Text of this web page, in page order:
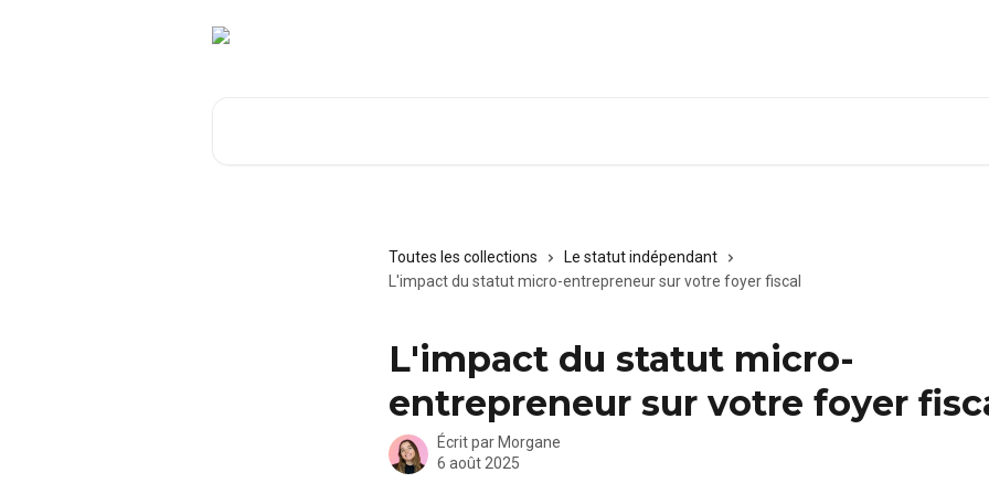
Toutes les collections
Le statut indépendant
L'impact du statut micro-entrepreneur sur votre foyer fiscal
L'impact du statut micro-
entrepreneur sur votre foyer
Écrit par Morgane
6 août 2025